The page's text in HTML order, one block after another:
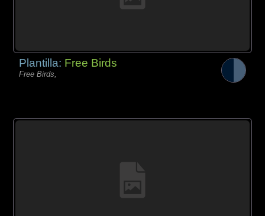
Plantilla: Free Birds
Free Birds,